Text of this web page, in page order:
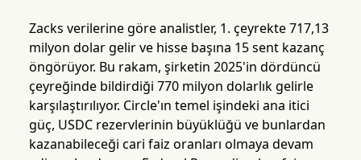
Zacks verilerine göre analistler, 1. çeyrekte 717,13
milyon dolar gelir ve hisse başına 15 sent kazanç
öngörüyor. Bu rakam, şirketin 2025'in dördüncü
çeyreğinde bildirdiği 770 milyon dolarlık gelirle
karşılaştırılıyor. Circle'ın temel işindeki ana itici
güç, USDC rezervlerinin büyüklüğü ve bunlardan
kazanabileceği cari faiz oranları olmaya devam